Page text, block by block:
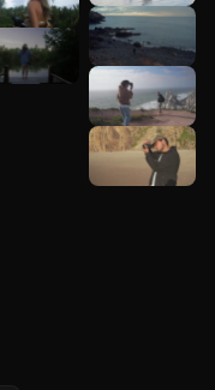
Meer
bekijken